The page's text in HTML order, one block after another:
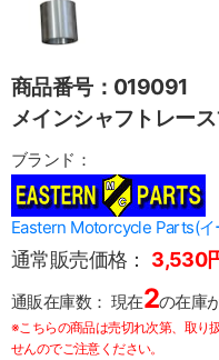
商品番号：019091
メインシャフトレー
ブランド：
Eastern Motorcycle Parts(
通常販売価格： 3,530
通販在庫数： 現在2の在庫
※こちらの商品は売切れ次第、取り
せんのでご注意ください。